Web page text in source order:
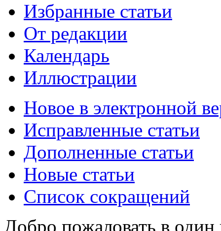
Избранные статьи
От редакции
Календарь
Иллюстрации
Новое в электронной
Исправленные статьи
Дополненные статьи
Новые статьи
Список сокращений
Добро пожаловать в